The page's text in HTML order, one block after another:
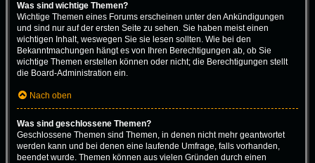
Was sind wichtige Themen?
Wichtige Themen eines Forums erscheinen unter den Ankündigungen
und sind nur auf der ersten Seite zu sehen. Sie haben meist einen
wichtigen Inhalt, weswegen Sie sie lesen sollten. Wie bei den
Bekanntmachungen hängt es von Ihren Berechtigungen ab, ob Sie
wichtige Themen erstellen können oder nicht; die Berechtigungen stellt
die Board-Administration ein.
Nach oben
Was sind geschlossene Themen?
Geschlossene Themen sind Themen, in denen nicht mehr geantwortet
werden kann und bei denen eine laufende Umfrage, falls vorhanden,
beendet wurde. Themen können aus vielen Gründen durch einen